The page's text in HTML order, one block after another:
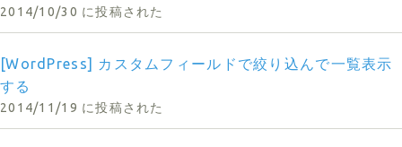
2014/10/30 に投稿された
[WordPress] カスタムフィールドで絞り込んで一覧表示
する
2014/11/19 に投稿された